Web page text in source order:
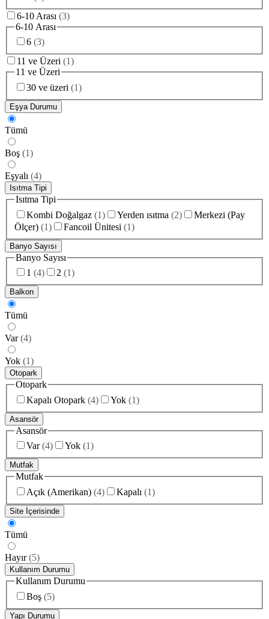
6-10 Arası (3)
6-10 Arası
6 (3)
11 ve Üzeri (1)
11 ve Üzeri
30 ve üzeri (1)
Eşya Durumu
Tümü
Boş (1)
Eşyalı (4)
Isıtma Tipi
Isıtma Tipi
Kombi Doğalgaz (1) Yerden ısıtma (2)
Merkezi (Pay
Ölçer) (1) Fancoil Ünitesi (1)
Banyo Sayısı
Banyo Sayısı
1 (4) 2 (1)
Balkon
Tümü
Var (4)
Yok (1)
Otopark
Otopark
Kapalı Otopark (4) Yok (1)
Asansör
Asansör
Var (4) Yok (1)
Mutfak
Mutfak
Açık (Amerikan) (4) Kapalı (1)
Site İçerisinde
Tümü
Hayır (5)
Kullanım Durumu
Kullanım Durumu
Boş (5)
Yapı Durumu